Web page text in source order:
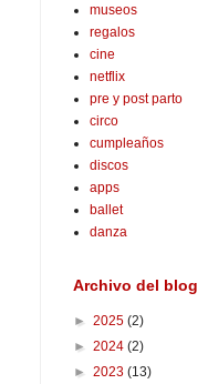
museos
regalos
cine
netflix
pre y post parto
circo
cumpleaños
discos
apps
ballet
danza
Archivo del blog
► 2025 (2)
► 2024 (2)
► 2023 (13)